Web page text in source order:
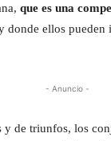
que es una
donde ellos pueden
- Anuncio -
y de triunfos, los